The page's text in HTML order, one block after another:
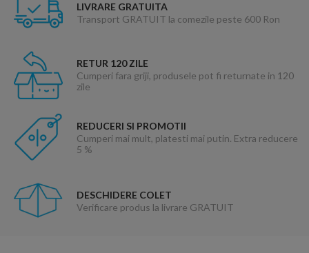
LIVRARE GRATUITA
Transport GRATUIT la comezile peste 600 Ron
RETUR 120 ZILE
Cumperi fara griji, produsele pot fi returnate in 120
zile
REDUCERI SI PROMOTII
Cumperi mai mult, platesti mai putin. Extra reducere
5 %
DESCHIDERE COLET
Verificare produs la livrare GRATUIT